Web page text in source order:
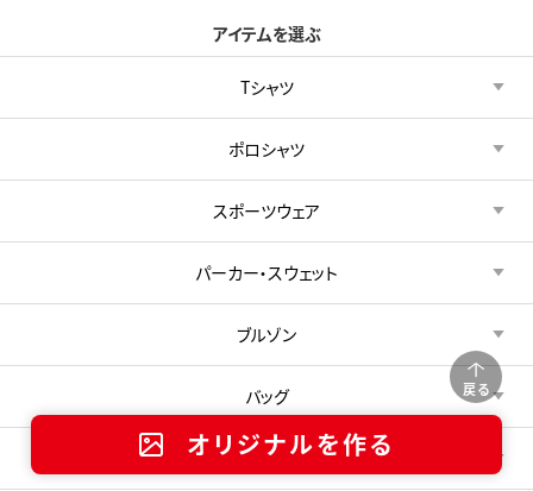
戻る
オリジナルを作る
アイテムを選ぶ
Tシャツ
ポロシャツ
スポーツウェア
パーカー・スウェット
ブルゾン
バッグ
タオル